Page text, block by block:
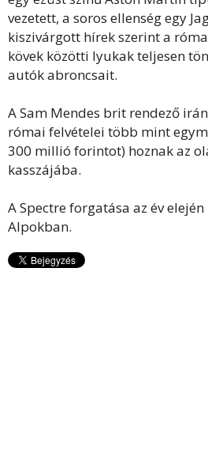
vezetett, a soros ellenség egy
kiszivárgott hírek szerint a
kövek közötti lyukak teljesen
autók abroncsait.
A Sam Mendes brit rendező
római felvételei több mint
300 millió forintot) hoznak az
kasszájába.
A Spectre forgatása az év
Alpokban.